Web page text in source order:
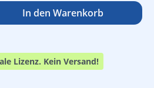
den gewünschten
In den Warenkorb
Lizenz. Kein Versand!